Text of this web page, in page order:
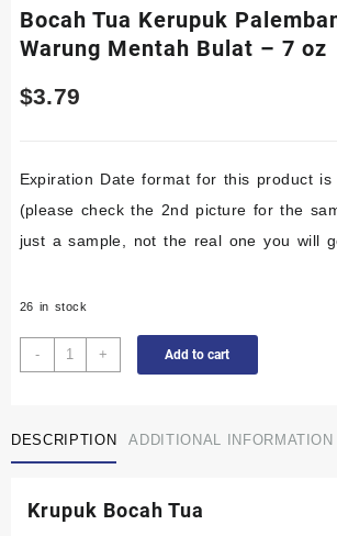
Bocah Tua Kerupuk
Warung Mentah Bulat – 7 oz
$3.79
Expiration Date format for this product is
(please check the 2nd picture for the
just a sample, not the real one you will
26 in stock
-
Bocah
Tua
/
Kerupuk
Mentah
+ Add to cart
DESCRIPTION ADDITIONAL INFORMATION
Krupuk Bocah Tua